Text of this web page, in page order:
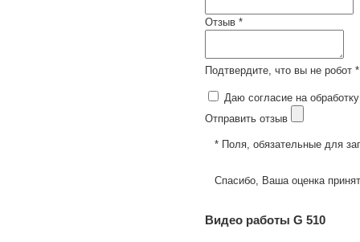
Отзыв *
Подтвердите, что вы не робот *
Даю согласие на
Отправить отзыв
* Поля, обязательные для
Спасибо, Ваша оценка
Видео работы G 510